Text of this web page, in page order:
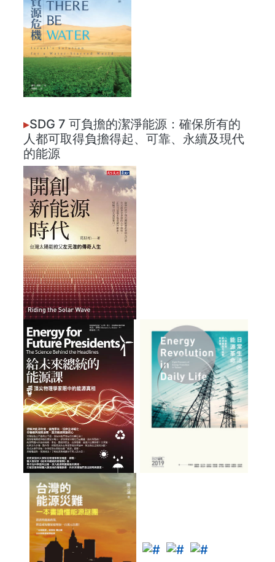
▸SDG 7 可負擔的潔淨能源：確保所有的
人都可取得負擔得起、可靠、永續及現代
的能源